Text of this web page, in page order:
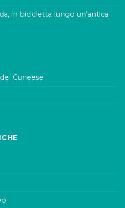
in bicicletta lungo un’antica
Cuneese